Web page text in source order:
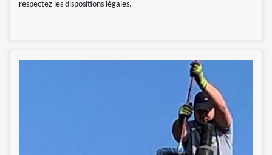
respectez les dispositions légales.